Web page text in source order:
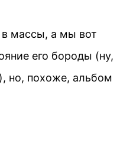
в массы, а мы вот
его бороды (ну,
), но, похоже, альбом